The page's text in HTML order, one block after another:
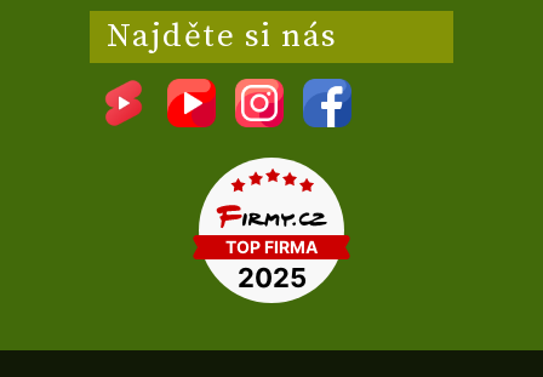
Najděte si nás